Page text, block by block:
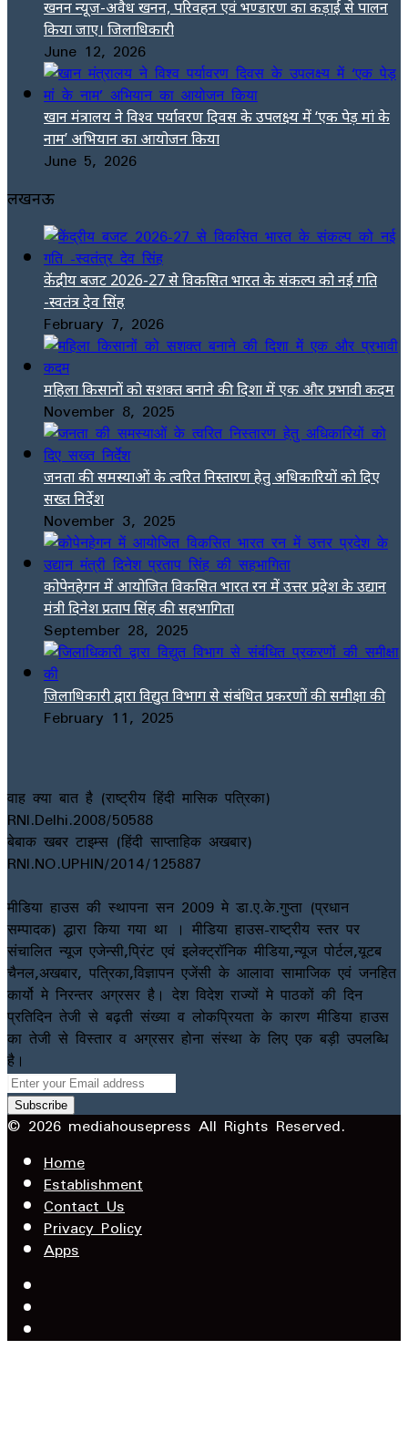
खनन न्यूज-अवैध खनन, परिवहन एवं भण्डारण का कड़ाई से पालन
किया जाए। जिलाधिकारी
June 12, 2026
खान मंत्रालय ने विश्व पर्यावरण दिवस के उपलक्ष्य में ‘एक पेड़ मां के
नाम’ अभियान का आयोजन किया
June 5, 2026
लखनऊ
केंद्रीय बजट 2026-27 से विकसित भारत के संकल्प को नई गति
-स्वतंत्र देव सिंह
February 7, 2026
महिला किसानों को सशक्त बनाने की दिशा में एक और प्रभावी कदम
November 8, 2025
जनता की समस्याओं के त्वरित निस्तारण हेतु अधिकारियों को दिए
सख्त निर्देश
November 3, 2025
कोपेनहेगन में आयोजित विकसित भारत रन में उत्तर प्रदेश के उद्यान
मंत्री दिनेश प्रताप सिंह की सहभागिता
September 28, 2025
जिलाधिकारी द्वारा विद्युत विभाग से संबंधित प्रकरणों की समीक्षा की
February 11, 2025
वाह क्या बात है (राष्ट्रीय हिंदी मासिक पत्रिका)
RNI.Delhi.2008/50588
बेबाक खबर टाइम्स (हिंदी साप्ताहिक अखबार)
RNI.NO.UPHIN/2014/125887
मीडिया हाउस की स्थापना सन 2009 मे डा.ए.के.गुप्ता (प्रधान
सम्पादक) द्धारा किया गया था । मीडिया हाउस-राष्ट्रीय स्तर पर
संचालित न्यूज एजेन्सी,प्रिंट एवं इलेक्ट्रॉनिक मीडिया,न्यूज पोर्टल,यूटब
चैनल,अखबार, पत्रिका,विज्ञापन एजेंसी के आलावा सामाजिक एवं जनहित
कार्यो मे निरन्तर अग्रसर है। देश विदेश राज्यों मे पाठकों की दिन
प्रतिदिन तेजी से बढ़ती संख्या व लोकप्रियता के कारण मीडिया हाउस
का तेजी से विस्तार व अग्रसर होना संस्था के लिए एक बड़ी उपलब्धि
है।
Enter
your
Email
© 2026 mediahousepress All Rights Reserved.
Home
Establishment
Contact Us
Privacy Policy
Apps